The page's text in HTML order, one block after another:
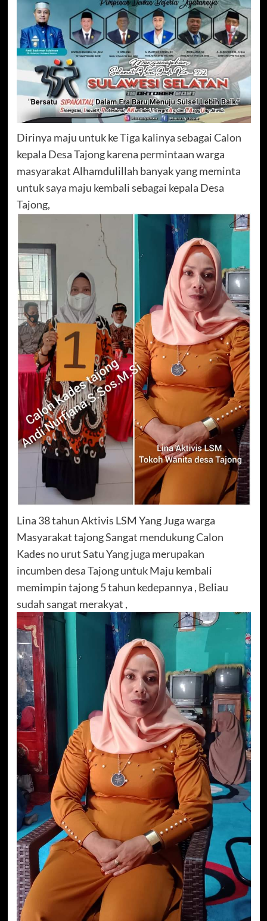
Dirinya maju untuk ke Tiga kalinya sebagai Calon
kepala Desa Tajong karena permintaan warga
masyarakat Alhamdulillah banyak yang meminta
untuk saya maju kembali sebagai kepala Desa
Tajong,
Lina 38 tahun Aktivis LSM Yang Juga warga
Masyarakat tajong Sangat mendukung Calon
Kades no urut Satu Yang juga merupakan
incumben desa Tajong untuk Maju kembali
memimpin tajong 5 tahun kedepannya , Beliau
sudah sangat merakyat ,